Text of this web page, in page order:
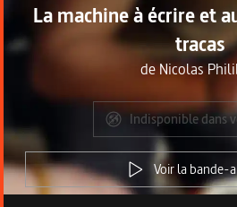
La machine à écrire et
tracas
deNicolas
Indisponible dans
Voir la bande-